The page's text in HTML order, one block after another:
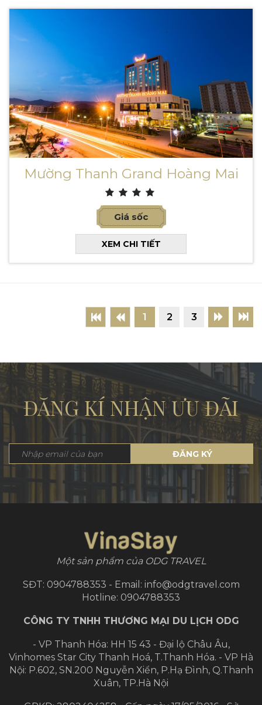
Mường Thanh Grand Hoàng Mai
Giá sốc
XEM CHI TIẾT
1 2 3
ĐĂNG KÍ NHẬN ƯU ĐÃI
ĐĂNG KÝ
Một sản phẩm của ODG TRAVEL
SĐT: 0904788353 - Email: info@odgtravel.com
Hotline: 0904788353
CÔNG TY TNHH THƯƠNG MẠI DU LỊCH ODG
- VP Thanh Hóa: HH 15 43 - Đại lộ Châu Âu,
Vinhomes Star City Thanh Hoá, T.Thanh Hóa. - VP Hà
Nội: P.602, SN.200 Nguyễn Xiển, P.Hạ Đình, Q.Thanh
Xuân, TP.Hà Nội